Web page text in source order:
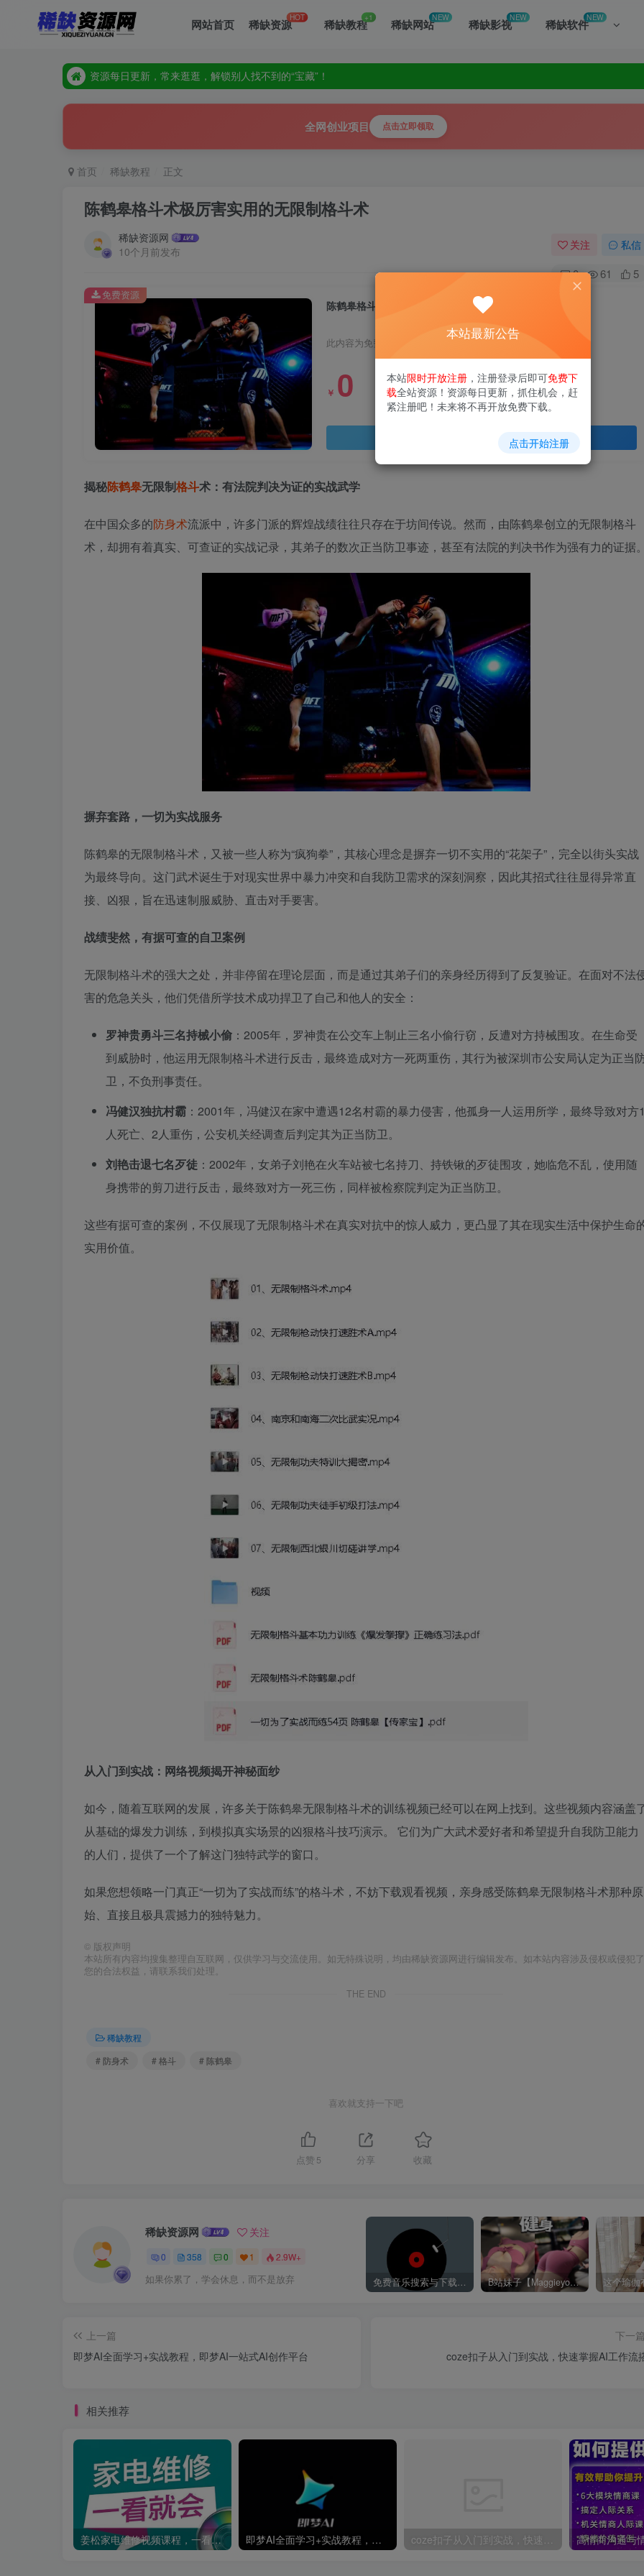
网站首页 稀缺资源HOT 稀缺教程+1 稀缺网站NEW 稀缺影视NEW 稀缺软件NEW
资源每日更新，常来逛逛，解锁别人找不到的“宝藏”！
资源每日更新，常来逛逛，解锁别人找不到的“宝藏”！
全站隐藏高价值资源，多逛多刷，惊喜就在下一页等你发掘！
全网创业项目
点击立即领取
首页 稀缺教程 正文
陈鹤皋格斗术极厉害实用的无限制格斗术
稀缺资源网
10个月前发布
关注 私信
0 61 5
陈鹤皋格斗术极厉害实用的无限制格斗术
此内容为免费资源，请登录后查看
￥ 0
免费资源
揭秘陈鹤皋无限制格斗术：有法院判决为证的实战武学
在中国众多的防身术流派中，许多门派的辉煌战绩往往只存在于坊间传说。然而，由陈鹤皋创立的无限制格斗
术，却拥有着真实、可查证的实战记录，其弟子的数次正当防卫事迹，甚至有法院的判决书作为强有力的证据
摒弃套路，一切为实战服务
陈鹤皋的无限制格斗术，又被一些人称为“疯狗拳”，其核心理念是摒弃一切不实用的“花架子”，完全以街头实战
为最终导向。这门武术诞生于对现实世界中暴力冲突和自我防卫需求的深刻洞察，因此其招式往往显得异常直
接、凶狠，旨在迅速制服威胁、直击对手要害。
战绩斐然，有据可查的自卫案例
无限制格斗术的强大之处，并非停留在理论层面，而是通过其弟子们的亲身经历得到了反复验证。在面对不法
害的危急关头，他们凭借所学技术成功捍卫了自己和他人的安全：
罗神贵勇斗三名持械小偷 ：2005年，罗神贵在公交车上制止三名小偷行窃，反遭对方持械围攻。在生命受
到威胁时，他运用无限制格斗术进行反击，最终造成对方一死两重伤，其行为被深圳市公安局认定为正当
卫，不负刑事责任。
冯健汉独抗村霸 ：2001年，冯健汉在家中遭遇12名村霸的暴力侵害，他孤身一人运用所学，最终导致对方
人死亡、2人重伤，公安机关经调查后判定其为正当防卫。
刘艳击退七名歹徒 ：2002年，女弟子刘艳在火车站被七名持刀、持铁锹的歹徒围攻，她临危不乱，使用随
身携带的剪刀进行反击，最终致对方一死三伤，同样被检察院判定为正当防卫。
这些有据可查的案例，不仅展现了无限制格斗术在真实对抗中的惊人威力，更凸显了其在现实生活中保护生命
实用价值。
从入门到实战：网络视频揭开神秘面纱
如今，随着互联网的发展，许多关于陈鹤皋无限制格斗术的训练视频已经可以在网上找到。这些视频内容涵盖
从基础的爆发力训练，到模拟真实场景的凶狠格斗技巧演示。 它们为广大武术爱好者和希望提升自我防卫能力
的人们，提供了一个了解这门独特武学的窗口。
如果您想领略一门真正“一切为了实战而练”的格斗术，不妨下载观看视频，亲身感受陈鹤皋无限制格斗术那种原
始、直接且极具震撼力的独特魅力。
© 版权声明
本站所有内容均搜集整理自互联网，仅供学习与交流使用。如无特殊说明，均由稀缺资源网进行编辑发布。如本站内容涉及侵权或侵犯了
您的合法权益，请联系我们处理。
THE END
稀缺教程
# 防身术
# 格斗 # 陈鹤皋
喜欢就支持一下吧
点赞 5 分享 收藏
稀缺资源网 关注
0 358 0 1 2.9W+
如果你累了，学会休息，而不是放弃 免费音乐搜索与下载平台——歌曲海，轻松找到你喜欢的歌！ B站妹子【Maggieyoo】付费充电视频合集
上一篇
即梦AI全面学习+实战教程，即梦AI一站式AI创作平台
下一
coze扣子从入门到实战，快速掌握AI工作流
相关推荐
姜松家电维修视频课程，一看就会 即梦AI全面学习+实战教程，即梦AI一站式AI创作平台 coze扣子从入门到实战，快速掌握AI工作流搭建
本站最新公告
本站限时开放注册 ，注册登录后即可免费下
载全站资源！资源每日更新，抓住机会，赶
紧注册吧！未来将不再开放免费下载。
点击开始注册